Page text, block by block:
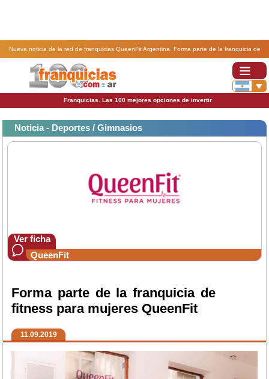
Nueva noticia de la red de franquicias QueenFit Argentina. Forma parte de la franquicia de
Franquicias. Las 100 mejores opciones de invertir
Noticia - Deportes / Gimnasios
Ver ficha
QueenFit
Forma parte de la franquicia de
fitness para mujeres QueenFit
11.09.2019